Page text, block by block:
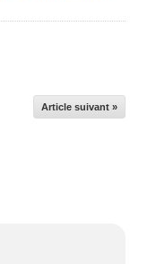
Article suivant »